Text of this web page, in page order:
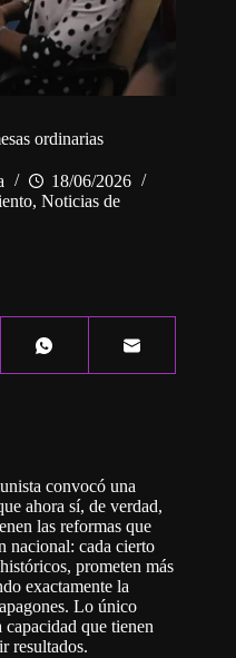
ordinarias
18/06/2026
, Noticias de
convocó una
ahora sí, de verdad,
las reformas que
nacional: cada cierto
prometen más
exactamente la
Lo único
capacidad que tienen
resultados.